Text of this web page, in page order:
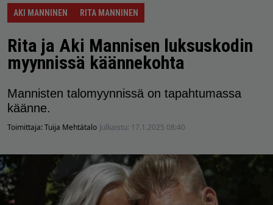
AKI MANNINEN RITA MANNINEN
Rita ja Aki Mannisen luksuskodin
myynnissä käännekohta
Mannisten talomyynnissä on tapahtumassa
käänne.
Toimittaja:Tuija Mehtätalo Julkaistu: 17.1.2025 08:40